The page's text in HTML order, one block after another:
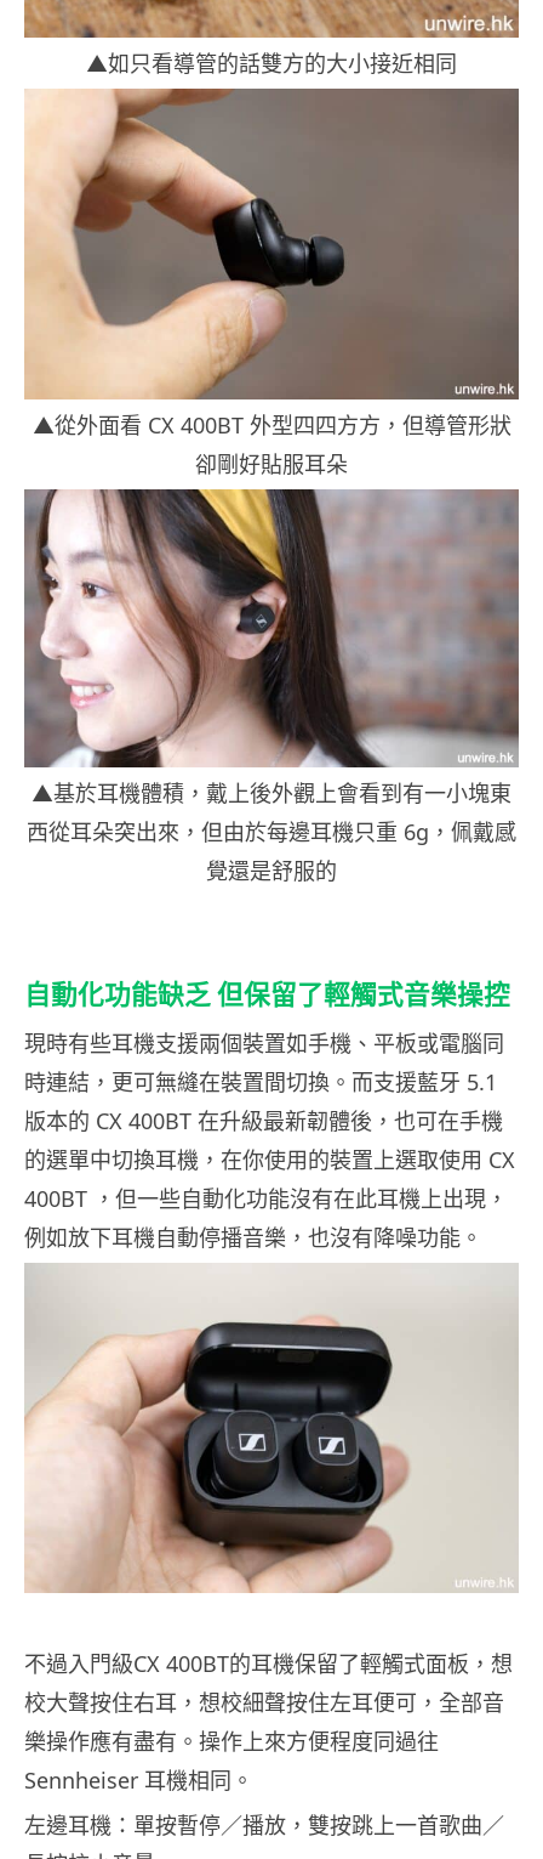
▲如只看導管的話雙方的大小接近相同
▲從外面看 CX 400BT 外型四四方方，但導管形狀
卻剛好貼服耳朵
▲基於耳機體積，戴上後外觀上會看到有一小塊東
西從耳朵突出來，但由於每邊耳機只重 6g，佩戴感
覺還是舒服的
自動化功能缺乏 但保留了輕觸式音樂操控
現時有些耳機支援兩個裝置如手機、平板或電腦同
時連結，更可無縫在裝置間切換。而支援藍牙 5.1
版本的 CX 400BT 在升級最新韌體後，也可在手機
的選單中切換耳機，在你使用的裝置上選取使用 CX
400BT ，但一些自動化功能沒有在此耳機上出現，
例如放下耳機自動停播音樂，也沒有降噪功能。
不過入門級CX 400BT的耳機保留了輕觸式面板，想
校大聲按住右耳，想校細聲按住左耳便可，全部音
樂操作應有盡有。操作上來方便程度同過往
Sennheiser 耳機相同。
左邊耳機：單按暫停／播放，雙按跳上一首歌曲／